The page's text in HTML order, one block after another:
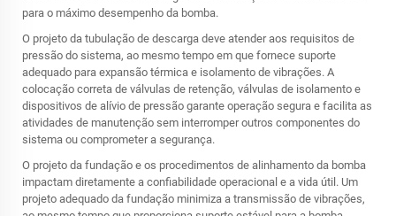
para o máximo desempenho da bomba.
O projeto da tubulação de descarga deve atender aos requisitos de
pressão do sistema, ao mesmo tempo em que fornece suporte
adequado para expansão térmica e isolamento de vibrações. A
colocação correta de válvulas de retenção, válvulas de isolamento e
dispositivos de alívio de pressão garante operação segura e facilita as
atividades de manutenção sem interromper outros componentes do
sistema ou comprometer a segurança.
O projeto da fundação e os procedimentos de alinhamento da bomba
impactam diretamente a confiabilidade operacional e a vida útil. Um
projeto adequado da fundação minimiza a transmissão de vibrações,